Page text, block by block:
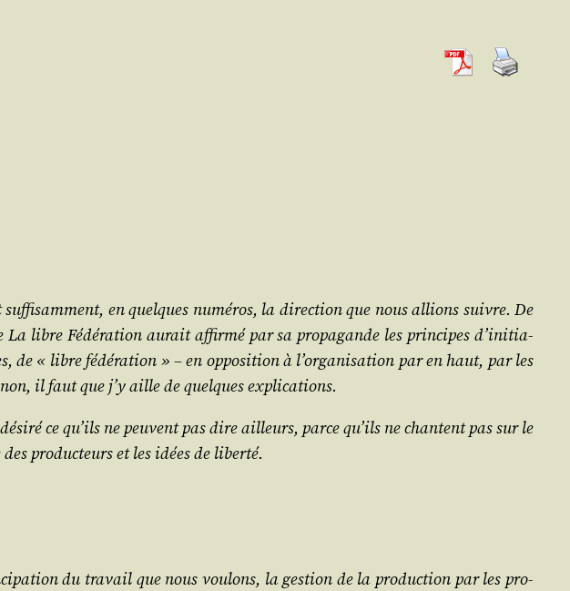
en quelques numé­ros, la direc­tion que nous allions suivre. De
La libre Fédé­ra­tionaurait affir­mé par sa pro­pa­gande les prin­cipes d’i­ni­tia­
de « libre fédé­ra­tion » – en oppo­si­tion à l’or­ga­ni­sa­tion par en haut, par les
il faut que j’y aille de quelques explications.
ce qu’ils ne peuvent pas dire ailleurs, parce qu’ils ne chantent pas sur le
pro­duc­teurs et les idées de liberté.
du tra­vail que nous vou­lons, la ges­tion de la pro­duc­tion par les pro­